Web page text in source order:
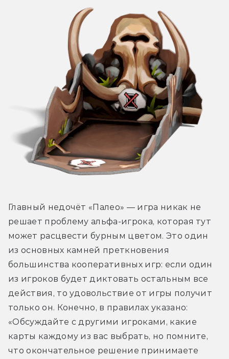
Главный недочёт «Палео» — игра никак не
решает проблему альфа-игрока, которая тут
может расцвести бурным цветом. Это один
из основных камней преткновения
большинства кооперативных игр: если один
из игроков будет диктовать остальным все
действия, то удовольствие от игры получит
только он. Конечно, в правилах указано:
«Обсуждайте с другими игроками, какие
карты каждому из вас выбрать, но помните,
что окончательное решение принимаете